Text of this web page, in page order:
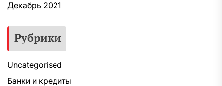
Декабрь 2021
Рубрики
Uncategorised
Банки и кредиты